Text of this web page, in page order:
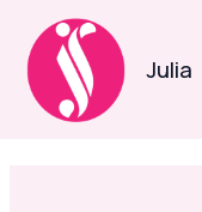
content
Julia